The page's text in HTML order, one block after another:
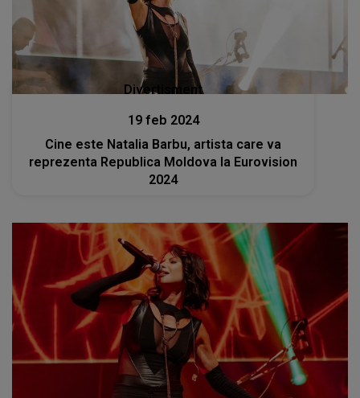
Divertisment
19 feb 2024
Cine este Natalia Barbu, artista care va
reprezenta Republica Moldova la Eurovision
2024